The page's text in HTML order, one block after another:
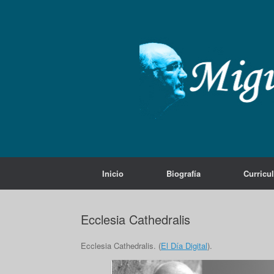
Inicio Biografía
Ecclesia Cathedralis
Ecclesia Cathedralis. (El Día Digital).